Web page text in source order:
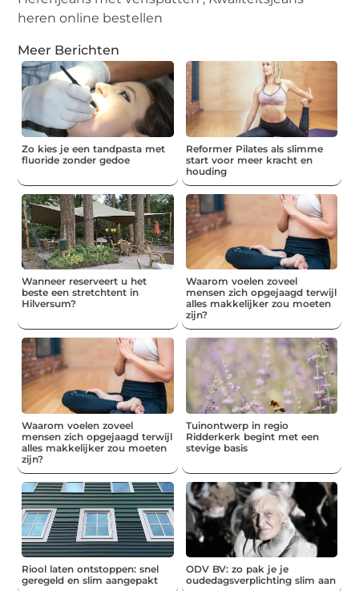
heren online bestellen
Meer Berichten
Zo kies je een tandpasta met
fluoride zonder gedoe
Reformer Pilates als slimme
start voor meer kracht en
houding
Wanneer reserveert u het
beste een stretchtent in
Hilversum?
Waarom voelen zoveel
mensen zich opgejaagd terwijl
alles makkelijker zou moeten
zijn?
Waarom voelen zoveel
mensen zich opgejaagd terwijl
alles makkelijker zou moeten
zijn?
Tuinontwerp in regio
Ridderkerk begint met een
stevige basis
Riool laten ontstoppen: snel
geregeld en slim aangepakt
ODV BV: zo pak je je
oudedagsverplichting slim aan